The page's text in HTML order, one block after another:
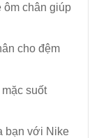
ôm chân giúp
cho đệm
suốt
bạn với Nike